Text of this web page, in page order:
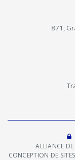
871,
ALLIANCE
CONCEPTION DE